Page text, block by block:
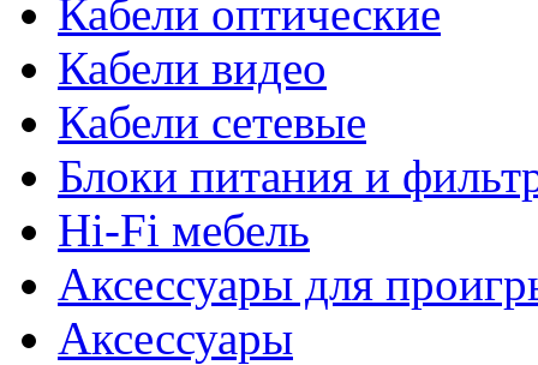
Кабели оптические
Кабели видео
Кабели сетевые
Блоки питания и
Hi-Fi мебель
Аксессуары для
Аксессуары